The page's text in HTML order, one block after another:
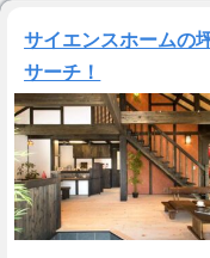
サイエンスホームの
サーチ！